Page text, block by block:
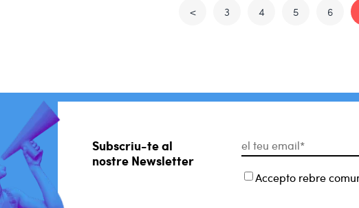
< 3 4 5 6
Subscriu-te al
nostre Newsletter
Accepto rebre